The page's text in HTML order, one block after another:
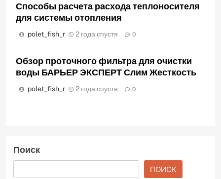
Способы расчета расхода теплоносителя
для системы отопления
polet_fish_r 2 года спустя 0
Обзор проточного фильтра для очистки
воды БАРЬЕР ЭКСПЕРТ Слим Жесткость
polet_fish_r 2 года спустя 0
Поиск
ПОИСК